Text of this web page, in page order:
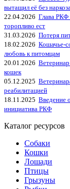
вытащил её без
22.04.2026 Глава РКФ
торопливо ест
31.03.2026 Потеря
18.02.2026 Кошачье-
любовь к питомцам
20.01.2026
кошек
05.12.2025
реабилитацией
18.11.2025 Введение
инициатива РКФ
Каталог ресурсов
Собаки
Кошки
Лошади
Птицы
Грызуны